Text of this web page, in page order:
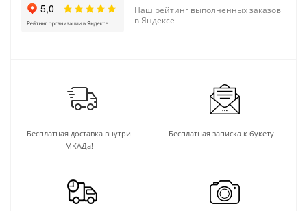
Наш рейтинг выполненных заказов
в Яндексе
Бесплатная доставка внутри
МКАДа!
Бесплатная записка к букету